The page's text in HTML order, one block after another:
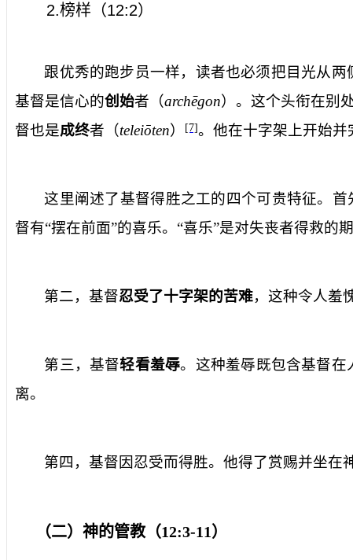
2.榜样（12:2）
跟优秀的跑步员一样，读者也必须把目光从
基督是信心的创始者（archegon）。这个头衔在别
督也是成终者（teleioten） [7]。他在十字架上开始并
这里阐述了基督得胜之工的四个可贵特征。首
督有“摆在前面”的喜乐。“喜乐”是对失丧者得救的
第二，基督忍受了十字架的苦难，这种令人羞
第三，基督轻看羞辱。这种羞辱既包含基督
离。
第四，基督因忍受而得胜。他得了赏赐并坐在
（二）神的管教（12:3-11）